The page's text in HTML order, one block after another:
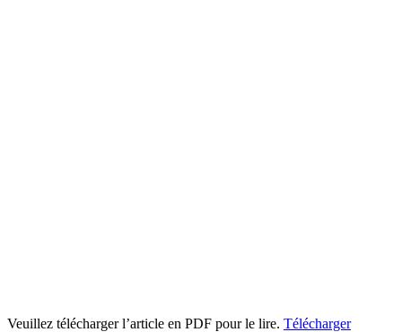
Veuillez télécharger l’article en PDF pour le lire. Télécharger